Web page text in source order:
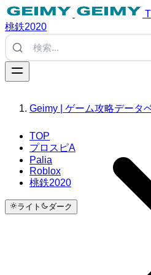
桃鉄2020
TOP
プロスピA
Palia
Roblox
桃鉄2020
ライト ダーク
Geimy | ゲーム攻略データ